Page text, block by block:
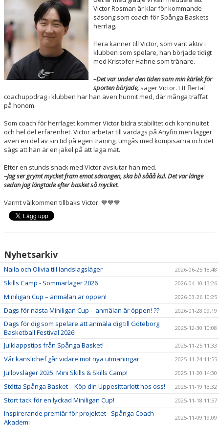
MEDLEMSAPP
STYRELSEN
DOKUMENT
NYHETER
Victor Rosman är klar för kommande
säsong som coach för Spånga Baskets
herrlag.
Flera känner till Victor, som varit aktiv i
klubben som spelare, han började tidigt
med Kristofer Hahne som tränare.
–Det var under den tiden som min kärlek för
sporten började,säger Victor. Ett flertal
coachuppdrag i klubben har han även hunnit med, där många träffat
på honom.
Som coach för herrlaget kommer Victor bidra stabilitet och kontinuitet
och hel del erfarenhet. Victor arbetar till vardags på Anyfin men lägger
även en del av sin tid på egen träning, umgås med kompisarna och det
sägs att han är en jäkel på att laga mat.
Efter en stunds snack med Victor avslutar han med.
–Jag ser grymt mycket fram emot säsongen, ska bli sååå kul. Det var länge
sedan jag längtade efter basket så mycket.
Varmt välkommen tillbaks Victor. 💙💙💙
Nyhetsarkiv
Naila och Olivia till landslagsläger 2026-06-25 18:48
Skills Camp - Sommarläger 2026 2026-04-10 13:26
Miniligan Cup – anmälan är öppen! 2026-03-26 10:25
Dags för nästa Miniligan Cup – anmälan är öppen! ?? 2026-01-28 09:19
Dags för dig som spelare att anmäla dig till Göteborg
Basketball Festival 2026!
2025-12-30 10:08
Julklappstips från Spånga Basket! 2025-11-25 11:33
Vår kanslichef går vidare mot nya utmaningar 2025-11-24 11:55
Jullovsläger 2025: Mini Skills & Skills Camp! 2025-11-20 14:30
Stötta Spånga Basket – Köp din Uppesittarlott hos oss! 2025-11-19 13:32
Stort tack för en lyckad Miniligan Cup! 2025-11-18 11:57
Inspirerande premiär för projektet - Spånga Coach
Akademi
2025-11-09 19:09